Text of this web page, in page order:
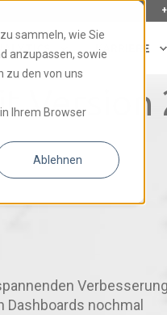
sammeln, wie Sie
anzupassen, sowie
zu den von uns
Ihrem Browser
Ablehnen
KARRIERE
Version
nochmal